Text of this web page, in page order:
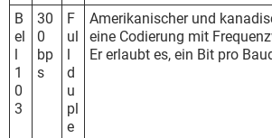
B
el
l
1
0
3
30
0
bp
s
F
ul
l
d
u
pl
e
Amerikanischer und
eine Codierung mit
Er erlaubt es, ein Bit pro